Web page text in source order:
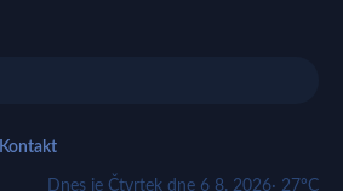
Kontakt
Dnes je Čtvrtek dne 6 8. 2026· 27°C